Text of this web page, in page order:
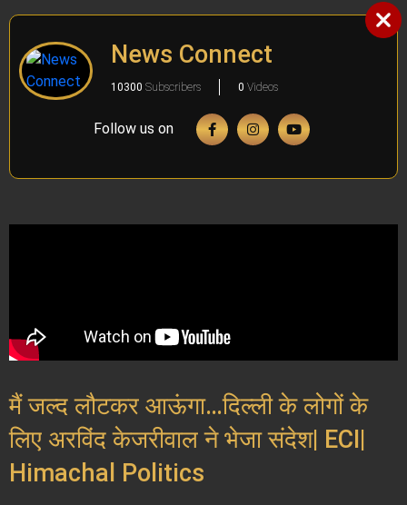
News Connect
10300 Subscribers 0 Videos
Follow us on
मैं जल्द लौटकर आऊंगा…दिल्ली के लोगों के
लिए अरविंद केजरीवाल ने भेजा संदेश| ECI|
Himachal Politics